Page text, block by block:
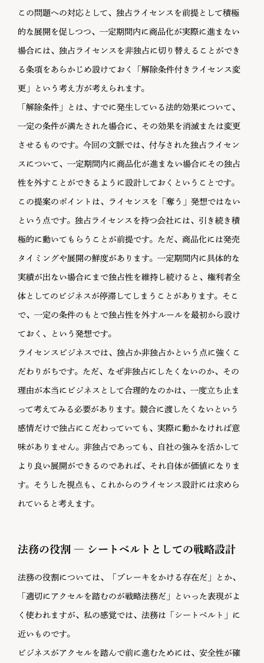
この問題への対応として、独占ライセンスを前提として積極
的な展開を促しつつ、一定期間内に商品化が実際に進まない
場合には、独占ライセンスを非独占に切り替えることができ
る条項をあらかじめ設けておく「解除条件付きライセンス変
更」という考え方が考えられます。
「解除条件」とは、すでに発生している法的効果について、
一定の条件が満たされた場合に、その効果を消滅または変更
させるものです。今回の文脈では、付与された独占ライセン
スについて、一定期間内に商品化が進まない場合にその独占
性を外すことができるように設計しておくということです。
この提案のポイントは、ライセンスを「奪う」発想ではない
という点です。独占ライセンスを持つ会社には、引き続き積
極的に動いてもらうことが前提です。ただ、商品化には発売
タイミングや展開の鮮度があります。一定期間内に具体的な
実績が出ない場合にまで独占性を維持し続けると、権利者全
体としてのビジネスが停滞してしまうことがあります。そこ
で、一定の条件のもとで独占性を外すルールを最初から設け
ておく、という発想です。
ライセンスビジネスでは、独占か非独占かという点に強くこ
だわりがちです。ただ、なぜ非独占にしたくないのか、その
理由が本当にビジネスとして合理的なのかは、一度立ち止ま
って考えてみる必要があります。競合に渡したくないという
感情だけで独占にこだわっていても、実際に動かなければ意
味がありません。非独占であっても、自社の強みを活かして
より良い展開ができるのであれば、それ自体が価値になりま
す。そうした視点も、これからのライセンス設計には求めら
れていると考えます。
法務の役割 ― シートベルトとしての戦略設計
法務の役割については、「ブレーキをかける存在だ」とか、
「適切にアクセルを踏むのが戦略法務だ」といった表現がよ
く使われますが、私の感覚では、法務は「シートベルト」に
近いものです。
ビジネスがアクセルを踏んで前に進むためには、安全性が確